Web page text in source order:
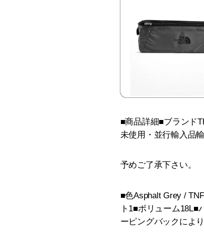
■商品詳細■ブランド
未使用・並行輸入品
予めご了承下さい。
■色Asphalt Grey /
ト1■ボリューム
ーピングバックによ